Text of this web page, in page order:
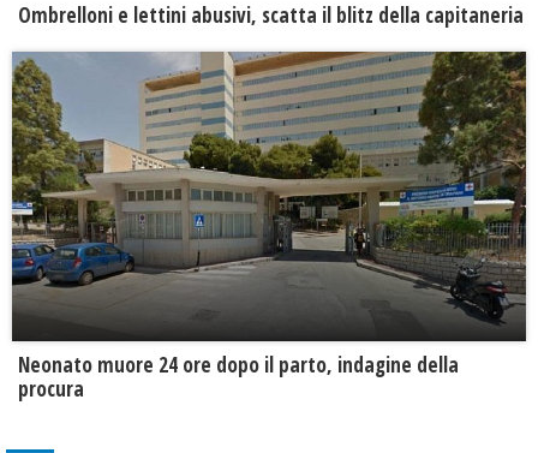
Ombrelloni e lettini abusivi, scatta il blitz della capitaneria
Neonato muore 24 ore dopo il parto, indagine della
procura